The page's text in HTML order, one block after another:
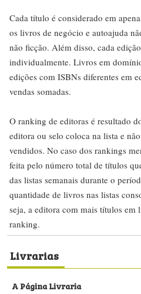
Cada título é considerado em
os livros de negócio e autoajuda
não ficção. Além disso, cada
individualmente. Livros em
edições com ISBNs diferentes em
vendas somadas.
O ranking de editoras é resultado
editora ou selo coloca na lista e
vendidos. No caso dos rankings
feita pelo número total de títulos
das listas semanais durante o
quantidade de livros nas listas
seja, a editora com mais títulos em
ranking.
Livrarias
A Página Livraria